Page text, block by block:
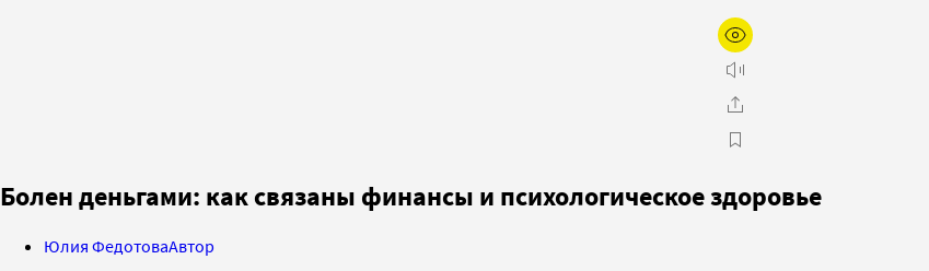
Болен деньгами: как связаны финансы и психологическое здоровье
Юлия ФедотоваАвтор